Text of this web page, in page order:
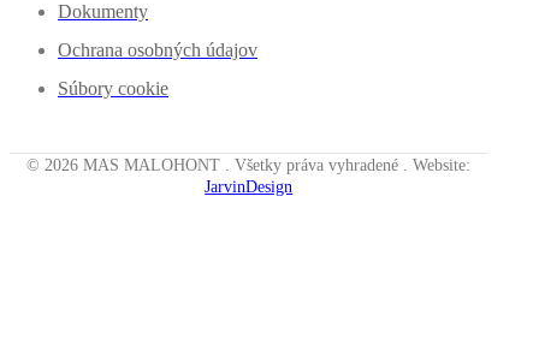
Dokumenty
Ochrana osobných údajov
Súbory cookie
© 2026 MAS MALOHONT . Všetky práva vyhradené . Website:
JarvinDesign